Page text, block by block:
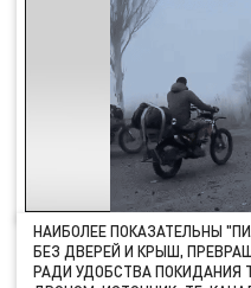
НАИБОЛЕЕ ПОКАЗАТЕЛЬНЫ
БЕЗ ДВЕРЕЙ И КРЫШ,
РАДИ УДОБСТВА ПОКИДАНИЯ